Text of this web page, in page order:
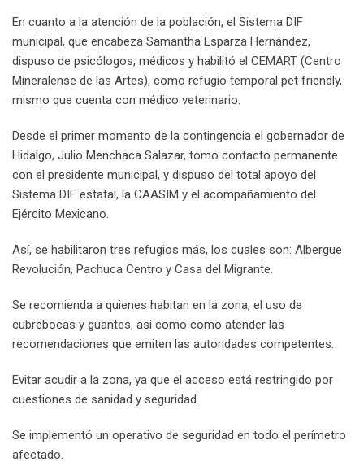
En cuanto a la atención de la población, el Sistema DIF
municipal, que encabeza Samantha Esparza Hernández,
dispuso de psicólogos, médicos y habilitó el CEMART (Centro
Mineralense de las Artes), como refugio temporal pet friendly,
mismo que cuenta con médico veterinario.
Desde el primer momento de la contingencia el gobernador de
Hidalgo, Julio Menchaca Salazar, tomo contacto permanente
con el presidente municipal, y dispuso del total apoyo del
Sistema DIF estatal, la CAASIM y el acompañamiento del
Ejército Mexicano.
Así, se habilitaron tres refugios más, los cuales son: Albergue
Revolución, Pachuca Centro y Casa del Migrante.
Se recomienda a quienes habitan en la zona, el uso de
cubrebocas y guantes, así como como atender las
recomendaciones que emiten las autoridades competentes.
Evitar acudir a la zona, ya que el acceso está restringido por
cuestiones de sanidad y seguridad.
Se implementó un operativo de seguridad en todo el perímetro
afectado.